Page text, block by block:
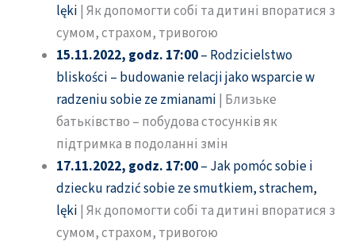
lęki | Як допомогти собі та дитині впоратися з
сумом, страхом, тривогою
15.11.2022, godz. 17:00– Rodzicielstwo
bliskości – budowanie relacji jako wsparcie w
radzeniu sobie ze zmianami | Близьке
батьківство – побудова стосунків як
підтримка в подоланні змін
17.11.2022, godz. 17:00– Jak pomóc sobie i
dziecku radzić sobie ze smutkiem, strachem,
lęki | Як допомогти собі та дитині впоратися з
сумом, страхом, тривогою